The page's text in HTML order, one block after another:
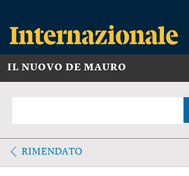
IL NUOVO DE MAURO
RIMENDATO